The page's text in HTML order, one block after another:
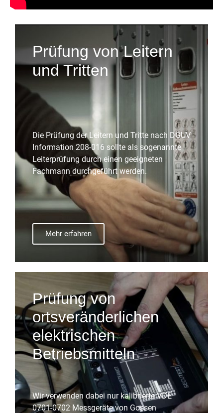
Prüfung von Leitern
und Tritten
Die Prüfung der Leitern und Tritte nach DGUV
Information 208-016 sollte als sogenannte
Leiterprüfung durch einen geeigneten
Fachmann durchgeführt werden.
Mehr erfahren
Prüfung von
ortsveränderlichen
elektrischen
Betriebsmitteln
Wir verwenden dabei nur kalibrierte VDE
0701-0702 Messgeräte von Gossen